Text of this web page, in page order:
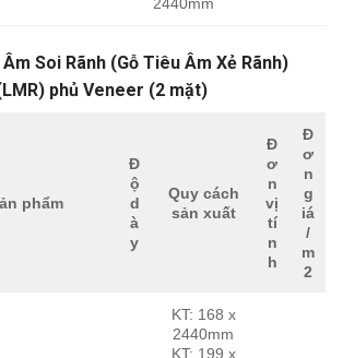
Soi Rãnh (Gỗ Tiêu Âm Xẻ Rãnh)
phủ Veneer (2 mặt)
phẩm
Đ
ộ
d
à
y
Quy cách
sản xuất
Đ
ơ
n
vị
tí
n
h
Đ
ơ
n
g
iá
/
m
2
KT: 168 x
2440mm
KT: 199 x